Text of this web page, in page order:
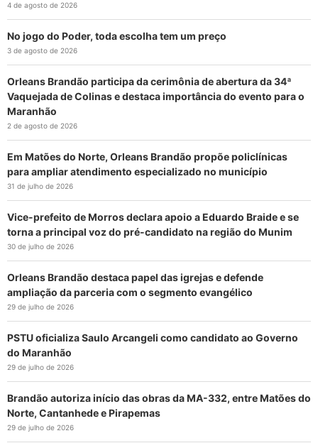
4 de agosto de 2026
No jogo do Poder, toda escolha tem um preço
3 de agosto de 2026
Orleans Brandão participa da cerimônia de abertura da 34ª
Vaquejada de Colinas e destaca importância do evento para o
Maranhão
2 de agosto de 2026
Em Matões do Norte, Orleans Brandão propõe policlínicas
para ampliar atendimento especializado no município
31 de julho de 2026
Vice-prefeito de Morros declara apoio a Eduardo Braide e se
torna a principal voz do pré-candidato na região do Munim
30 de julho de 2026
Orleans Brandão destaca papel das igrejas e defende
ampliação da parceria com o segmento evangélico
29 de julho de 2026
PSTU oficializa Saulo Arcangeli como candidato ao Governo
do Maranhão
29 de julho de 2026
Brandão autoriza início das obras da MA-332, entre Matões do
Norte, Cantanhede e Pirapemas
29 de julho de 2026